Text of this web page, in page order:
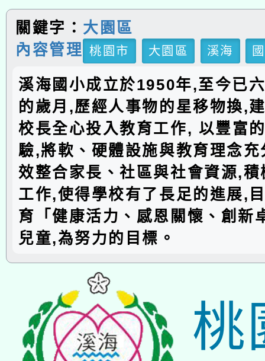
關鍵字： 大園區
內容管理
桃園市 大園區 溪海
溪海國小成立於1950年,至今已
的歲月,歷經人事物的星移物換,
校長全心投入教育工作, 以豐富
驗,將軟、硬體設施與教育理念
效整合家長、社區與社會資源,
工作,使得學校有了長足的進展,
育「健康活力、感恩關懷、創新
兒童,為努力的目標。
桃